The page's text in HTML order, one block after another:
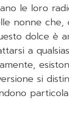
le loro
nonne che,
dolce è
a
si